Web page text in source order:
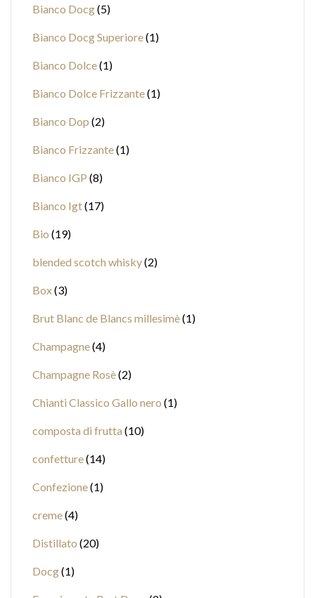
Bianco Docg 5
Bianco Docg Superiore 1
Bianco Dolce 1
Bianco Dolce Frizzante 1
Bianco Dop 2
Bianco Frizzante 1
Bianco IGP 8
Bianco Igt 17
Bio 19
blended scotch whisky 2
Box 3
Brut Blanc de Blancs millesimè 1
Champagne 4
Champagne Rosè 2
Chianti Classico Gallo nero 1
composta di frutta 10
confetture 14
Confezione 1
creme 4
Distillato 20
Docg 1